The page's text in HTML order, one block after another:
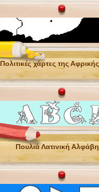
Πολιτικές χάρτες της
Πουλιά Λατινική